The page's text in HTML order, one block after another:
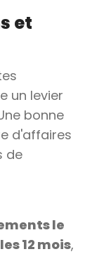
et
un levier
bonne
d'affaires
de
le
12 mois,